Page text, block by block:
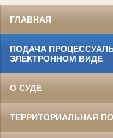
ГЛАВНАЯ
ПОДАЧА
ЭЛЕКТРОННОМ ВИДЕ
О СУДЕ
ТЕРРИТОРИАЛЬНАЯ